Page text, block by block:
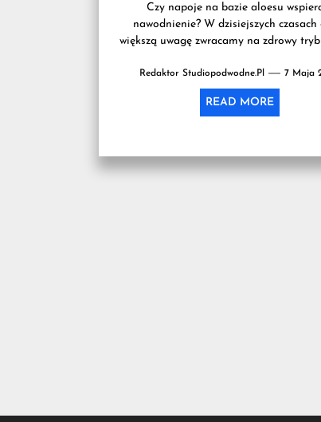
Czy napoje na bazie aloesu
nawodnienie? W dzisiejszych czasach
większą uwagę zwracamy na zdrowy tryb
Redaktor Studiopodwodne.pl 7 Maja
READ MORE